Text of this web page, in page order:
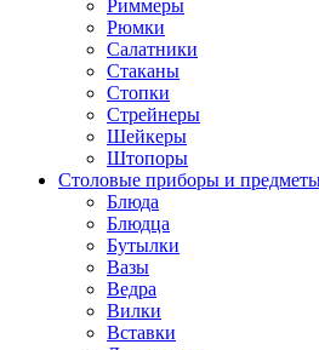
Риммеры
Рюмки
Салатники
Стаканы
Стопки
Стрейнеры
Шейкеры
Штопоры
Столовые приборы и
Блюда
Блюдца
Бутылки
Вазы
Ведра
Вилки
Вставки